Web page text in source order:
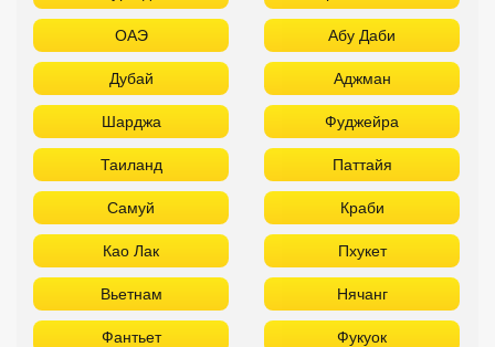
ОАЭ Абу Даби
Дубай Аджман
Шарджа Фуджейра
Таиланд Паттайя
Самуй Краби
Као Лак Пхукет
Вьетнам Нячанг
Фантьет Фукуок